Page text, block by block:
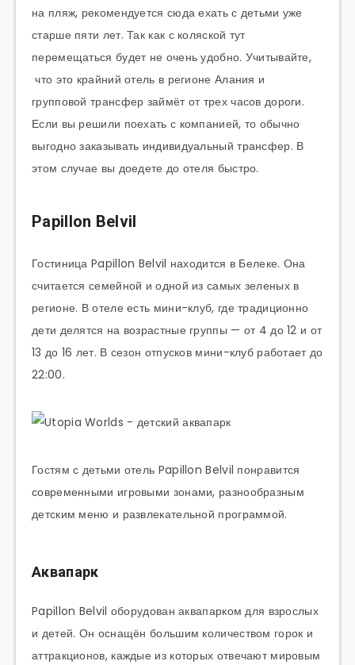
на пляж, рекомендуется сюда ехать с детьми уже
старше пяти лет. Так как с коляской тут
перемещаться будет не очень удобно. Учитывайте,
что это крайний отель в регионе Алания и
групповой трансфер займёт от трех часов дороги.
Если вы решили поехать с компанией, то обычно
выгодно заказывать индивидуальный трансфер. В
этом случае вы доедете до отеля быстро.
Papillon Belvil
Гостиница Papillon Belvil находится в Белеке. Она
считается семейной и одной из самых зеленых в
регионе. В отеле есть мини-клуб, где традиционно
дети делятся на возрастные группы — от 4 до 12 и от
13 до 16 лет. В сезон отпусков мини-клуб работает до
22:00.
Гостям с детьми отель Papillon Belvil понравится
современными игровыми зонами, разнообразным
детским меню и развлекательной программой.
Аквапарк
Papillon Belvil оборудован аквапарком для взрослых
и детей. Он оснащён большим количеством горок и
аттракционов, каждые из которых отвечают мировым